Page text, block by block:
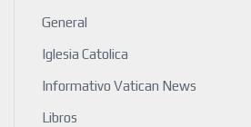
General
Iglesia Catolica
Informativo Vatican News
Libros